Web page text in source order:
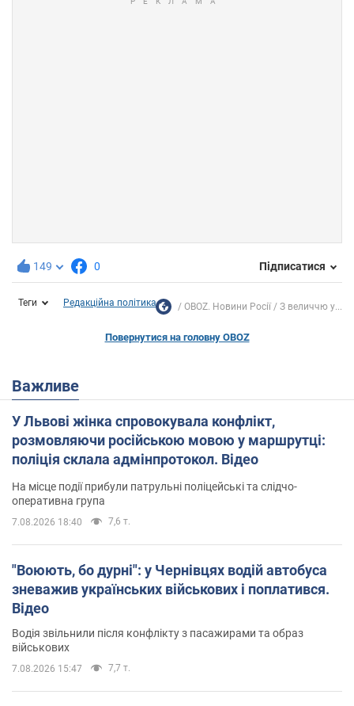
149 0 Підписатися
Теги Редакційна політика OBOZ. Новини Росії З величчю у...
Повернутися на головну OBOZ
Важливе
У Львові жінка спровокувала конфлікт,
розмовляючи російською мовою у маршрутці:
поліція склала адмінпротокол. Відео
На місце події прибули патрульні поліцейські та слідчо-
оперативна група
7.08.2026 18:40 7,6 т.
"Воюють, бо дурні": у Чернівцях водій автобуса
зневажив українських військових і поплатився.
Відео
Водія звільнили після конфлікту з пасажирами та образ
військових
7.08.2026 15:47 7,7 т.